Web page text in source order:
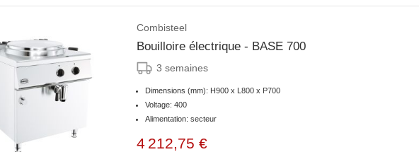
Combisteel
Bouilloire électrique - BASE 700
3 semaines
Dimensions (mm): H900 x L800 x P700
Voltage: 400
Alimentation: secteur
4 212,75 €